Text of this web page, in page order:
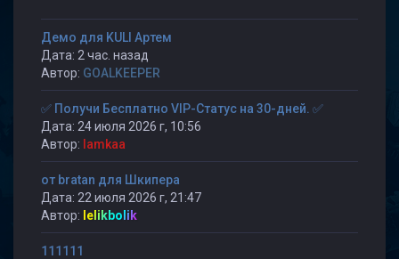
Демо для KULI Артем
Дата: 2 час. назад
Автор: GOALKEEPER
✅ Получи Бесплатно VIP-Статус на 30-дней. ✅
Дата: 24 июля 2026 г, 10:56
Автор: lamkaa
от bratan для Шкипера
Дата: 22 июля 2026 г, 21:47
Автор: lelikbolik
111111